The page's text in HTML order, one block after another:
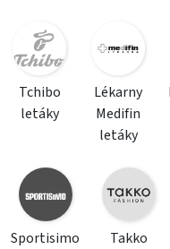
Tchibo
letáky
Lékarny
Medifin
letáky
Sportisimo
Takko